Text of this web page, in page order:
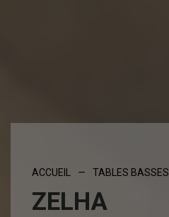
ACCUEIL — TABLES BASSES
ZELHA